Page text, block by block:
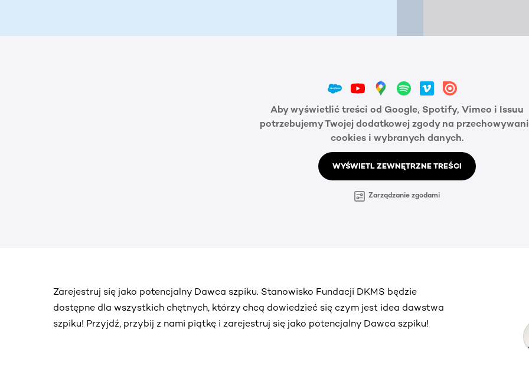
Aby wyświetlić treści od Google, Spotify, Vimeo i Issuu
potrzebujemy Twojej dodatkowej zgody na
cookies i wybranych danych.
WYŚWIETL ZEWNĘTRZNE TREŚCI
Zarządzanie zgodami
Zarejestruj się jako potencjalny Dawca szpiku. Stanowisko Fundacji DKMS będzie
dostępne dla wszystkich chętnych, którzy chcą dowiedzieć się czym jest idea dawstwa
szpiku! Przyjdź, przybij z nami piątkę i zarejestruj się jako potencjalny Dawca szpiku!